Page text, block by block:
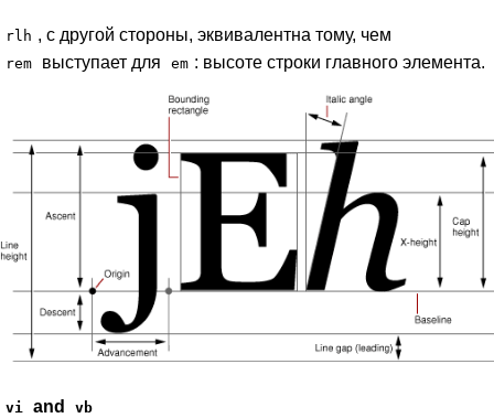
rlh , с другой стороны, эквивалентна тому, чем
rem выступает для em : высоте строки главного элемента.
vi and vb